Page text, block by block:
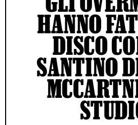
HANNO
DISCO
SANTINO